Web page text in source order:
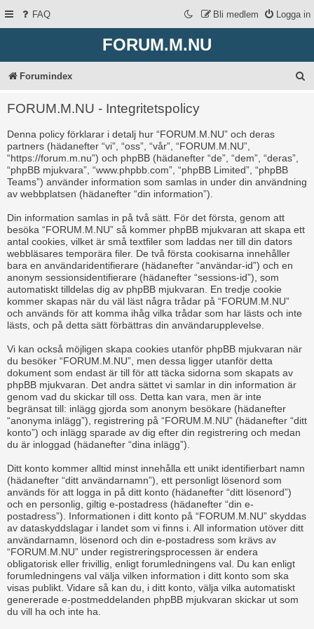
FAQ Logga in
Bli medlem
FORUM.M.NU
Forumindex
FORUM.M.NU - Integritetspolicy
Denna policy förklarar i detalj hur “FORUM.M.NU” och deras
partners (hädanefter “vi”, “oss”, “vår”, “FORUM.M.NU”,
“https://forum.m.nu”) och phpBB (hädanefter “de”, “dem”, “deras”,
“phpBB mjukvara”, “www.phpbb.com”, “phpBB Limited”, “phpBB
Teams”) använder information som samlas in under din användning
av webbplatsen (hädanefter “din information”).
Din information samlas in på två sätt. För det första, genom att
besöka “FORUM.M.NU” så kommer phpBB mjukvaran att skapa ett
antal cookies, vilket är små textfiler som laddas ner till din dators
webbläsares temporära filer. De två första cookisarna innehåller
bara en användaridentifierare (hädanefter “användar-id”) och en
anonym sessionsidentifierare (hädanefter “sessions-id”), som
automatiskt tilldelas dig av phpBB mjukvaran. En tredje cookie
kommer skapas när du väl läst några trådar på “FORUM.M.NU”
och används för att komma ihåg vilka trådar som har lästs och inte
lästs, och på detta sätt förbättras din användarupplevelse.
Vi kan också möjligen skapa cookies utanför phpBB mjukvaran när
du besöker “FORUM.M.NU”, men dessa ligger utanför detta
dokument som endast är till för att täcka sidorna som skapats av
phpBB mjukvaran. Det andra sättet vi samlar in din information är
genom vad du skickar till oss. Detta kan vara, men är inte
begränsat till: inlägg gjorda som anonym besökare (hädanefter
“anonyma inlägg”), registrering på “FORUM.M.NU” (hädanefter “ditt
konto”) och inlägg sparade av dig efter din registrering och medan
du är inloggad (hädanefter “dina inlägg”).
Ditt konto kommer alltid minst innehålla ett unikt identifierbart namn
(hädanefter “ditt användarnamn”), ett personligt lösenord som
används för att logga in på ditt konto (hädanefter “ditt lösenord”)
och en personlig, giltig e-postadress (hädanefter “din e-
postadress”). Informationen i ditt konto på “FORUM.M.NU” skyddas
av dataskyddslagar i landet som vi finns i. All information utöver ditt
användarnamn, lösenord och din e-postadress som krävs av
“FORUM.M.NU” under registreringsprocessen är endera
obligatorisk eller frivillig, enligt forumledningens val. Du kan enligt
forumledningens val välja vilken information i ditt konto som ska
visas publikt. Vidare så kan du, i ditt konto, välja vilka automatiskt
genererade e-postmeddelanden phpBB mjukvaran skickar ut som
du vill ha och inte ha.